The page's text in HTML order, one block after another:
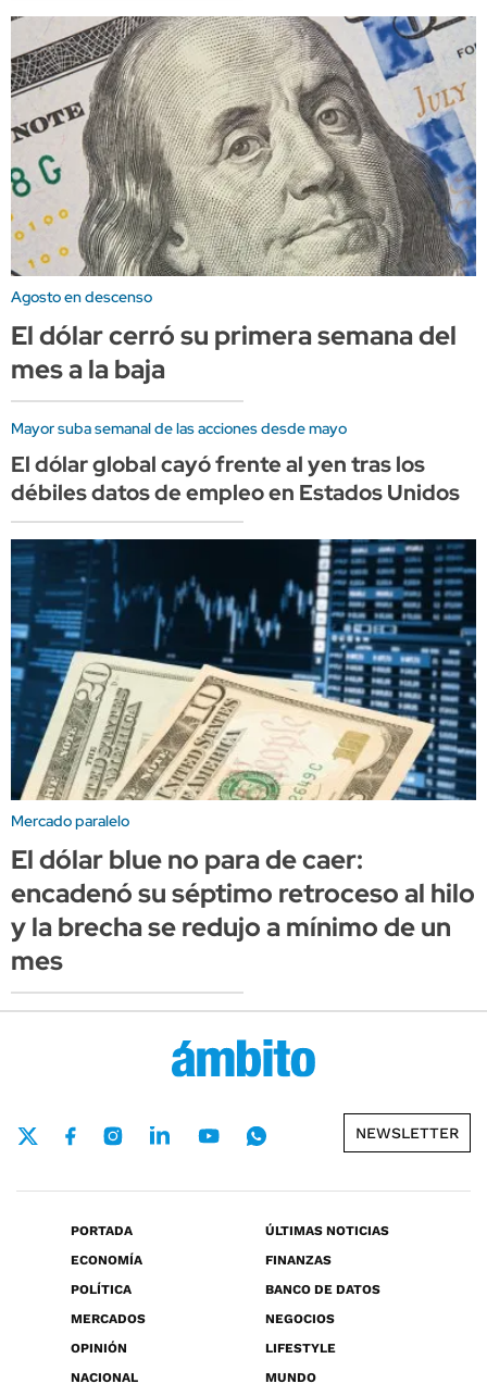
Agosto en descenso
El dólar cerró su primera semana del
mes a la baja
Mayor suba semanal de las acciones desde mayo
El dólar global cayó frente al yen tras los
débiles datos de empleo en Estados Unidos
Mercado paralelo
El dólar blue no para de caer:
encadenó su séptimo retroceso al hilo
y la brecha se redujo a mínimo de un
mes
NEWSLETTER
PORTADA
ÚLTIMAS NOTICIAS
ECONOMÍA
FINANZAS
POLÍTICA
BANCO DE DATOS
MERCADOS
NEGOCIOS
OPINIÓN
LIFESTYLE
NACIONAL
MUNDO